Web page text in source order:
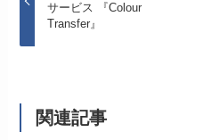
サービス 『Colour
Transfer』
関連記事